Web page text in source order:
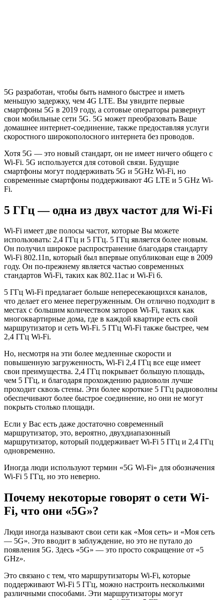
5G разработан, чтобы быть намного быстрее и иметь
меньшую задержку, чем 4G LTE. Вы увидите первые
смартфоны 5G в 2019 году, а сотовые операторы развернут
свои мобильные сети 5G. 5G может преобразовать Ваше
домашнее интернет-соединение, также предоставляя услуги
скоростного широкополосного интернета без проводов.
Хотя 5G — это новый стандарт, он не имеет ничего общего с
Wi-Fi. 5G используется для сотовой связи. Будущие
смартфоны могут поддерживать 5G и 5GHz Wi-Fi, но
современные смартфоны поддерживают 4G LTE и 5 GHz Wi-
Fi.
5 ГГц — одна из двух частот для Wi-Fi
Wi-Fi имеет две полосы частот, которые Вы можете
использовать: 2,4 ГГц и 5 ГГц. 5 ГГц является более новым.
Он получил широкое распространение благодаря стандарту
Wi-Fi 802.11n, который был впервые опубликован еще в 2009
году. Он по-прежнему является частью современных
стандартов Wi-Fi, таких как 802.11ac и Wi-Fi 6.
5 ГГц Wi-Fi предлагает больше непересекающихся каналов,
что делает его менее перегруженным. Он отлично подходит в
местах с большим количеством заторов Wi-Fi, таких как
многоквартирные дома, где в каждой квартире есть свой
маршрутизатор и сеть Wi-Fi. 5 ГГц Wi-Fi также быстрее, чем
2,4 ГГц Wi-Fi.
Но, несмотря на эти более медленные скорости и
повышенную загруженность, Wi-Fi 2,4 ГГц все еще имеет
свои преимущества. 2,4 ГГц покрывает большую площадь,
чем 5 ГГц, и благодаря прохождению радиоволн лучше
проходит сквозь стены. Эти более короткие 5 ГГц радиоволны
обеспечивают более быстрое соединение, но они не могут
покрыть столько площади.
Если у Вас есть даже достаточно современный
маршрутизатор, это, вероятно, двухдиапазонный
маршрутизатор, который поддерживает Wi-Fi 5 ГГц и 2,4 ГГц
одновременно.
Иногда люди используют термин «5G Wi-Fi» для обозначения
Wi-Fi 5 ГГц, но это неверно.
Почему некоторые говорят о сети Wi-
Fi, что они «5G»?
Люди иногда называют свои сети как «Моя сеть» и «Моя сеть
— 5G». Это вводит в заблуждение, но это не путало до
появления 5G. Здесь «5G» — это просто сокращение от «5
GHz».
Это связано с тем, что маршрутизаторы Wi-Fi, которые
поддерживают Wi-Fi 5 ГГц, можно настроить несколькими
различными способами. Эти маршрутизаторы могут